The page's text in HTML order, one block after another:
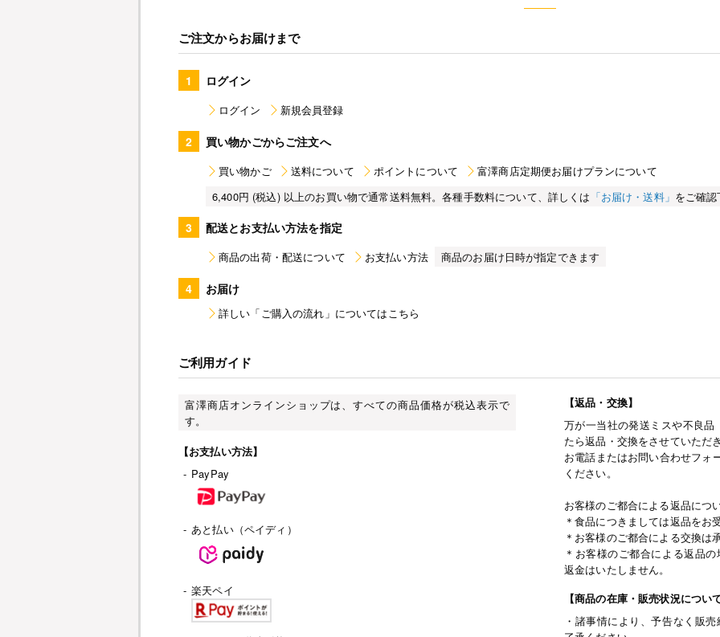
ご注文からお届けまで
1 ログイン
ログイン 新規会員登録
2 買い物かごからご注文へ
買い物かご 送料について ポイントについて
富澤商店定期便お届けプランについて
6,400円 (税込) 以上のお買い物で通常送料無料。各種手数料について、詳しくは 「お届け・送料」 をご確
3 配送とお支払い方法を指定
商品の出荷・配送について お支払い方法 商品のお届け日時が指定できます
4 お届け
詳しい「ご購入の流れ」についてはこちら
ご利用ガイド
富澤商店オンラインショップは、すべての商品価格が税込表示で
す。
【お支払い方法】
- PayPay
- あと払い（ペイディ）
- 楽天ペイ
【返品・交換】
万が一当社の発送ミスや不良
たら返品・交換をさせていただ
お電話またはお問い合わせフォ
ください。
お客様のご都合による返品につ
＊食品につきましては返品をお
＊お客様のご都合による交換は
＊お客様のご都合による返品
返金はいたしません。
【商品の在庫・販売状況につい
・諸事情により、予告なく販